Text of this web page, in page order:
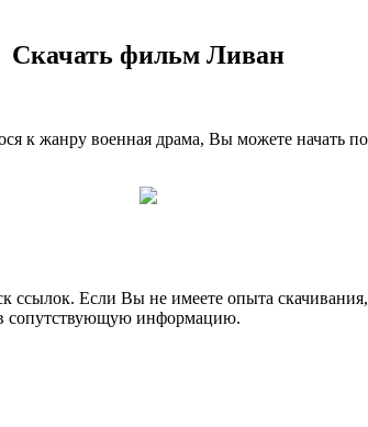
Скачать фильм Ливан
к жанру военная драма, Вы можете начать
ссылок. Если Вы не имеете опыта
сопутствующую информацию.